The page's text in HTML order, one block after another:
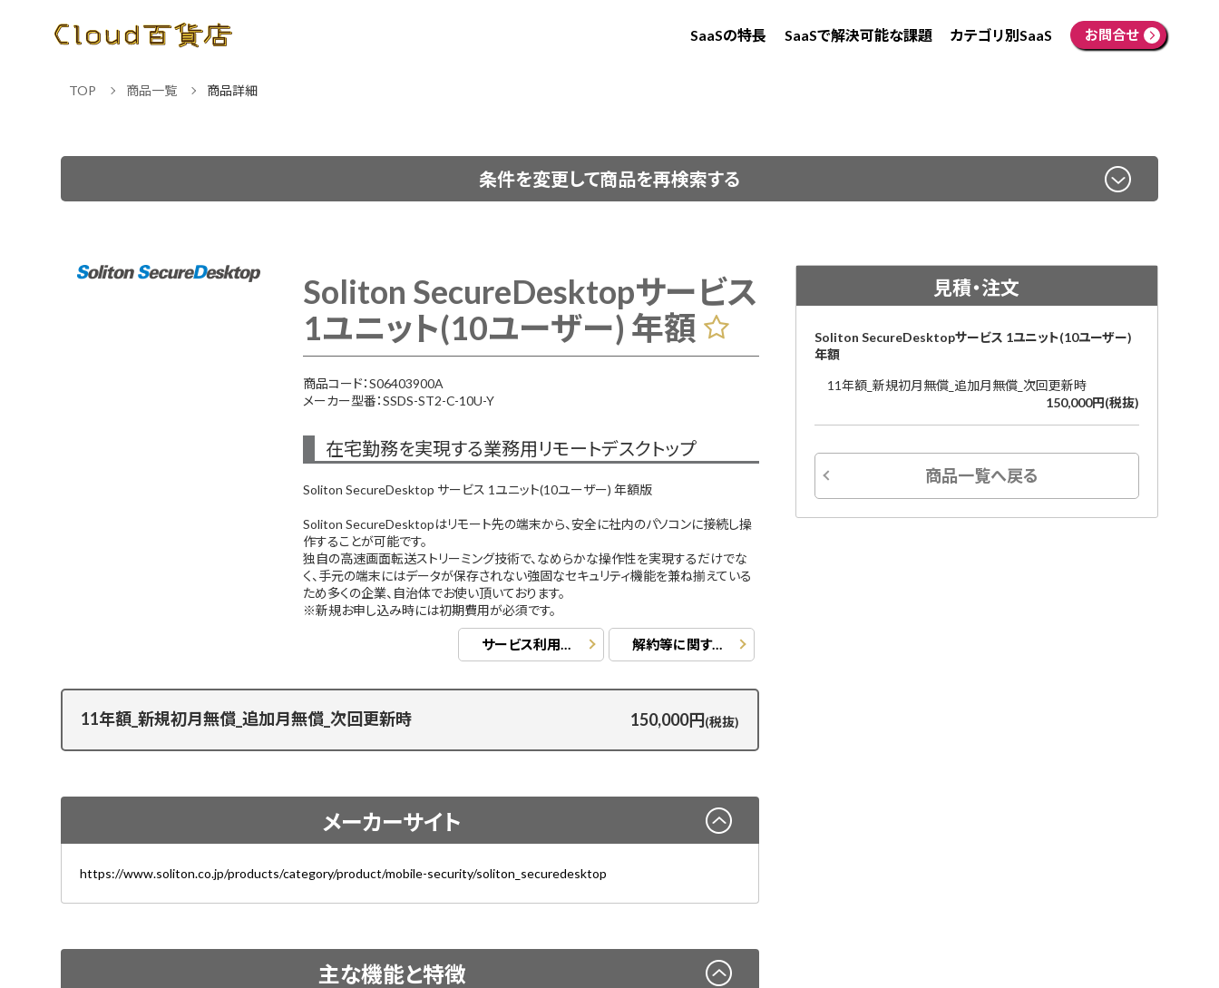
SaaSの特長 SaaSで解決可能な課題 カテゴリ別SaaS お問合せ
TOP 商品一覧 商品詳細
条件を変更して商品を再検索する
Soliton SecureDesktopサービス
1ユニット(10ユーザー) 年額
商品コード：S06403900A
メーカー型番：SSDS-ST2-C-10U-Y
在宅勤務を実現する業務用リモートデスクトップ
Soliton SecureDesktop サービス 1ユニット(10ユーザー) 年額版
Soliton SecureDesktopはリモート先の端末から、安全に社内のパソコンに接続し操
作することが可能です。
独自の高速画面転送ストリーミング技術で、なめらかな操作性を実現するだけでな
く、手元の端末にはデータが保存されない強固なセキュリティ機能を兼ね揃えている
ため多くの企業、自治体でお使い頂いております。
※新規お申し込み時には初期費用が必須です。
解約等に関する事項
サービス利用規約
11年額_新規初月無償_追加月無償_次回更新時 150,000円(税抜)
メーカーサイト
https://www.soliton.co.jp/products/category/product/mobile-security/soliton_securedesktop
主な機能と特徴
見積・注文
Soliton SecureDesktopサービス 1ユニット(10ユーザー)
年額
11年額_新規初月無償_追加月無償_次回更新時
150,000円(税抜)
商品一覧へ戻る